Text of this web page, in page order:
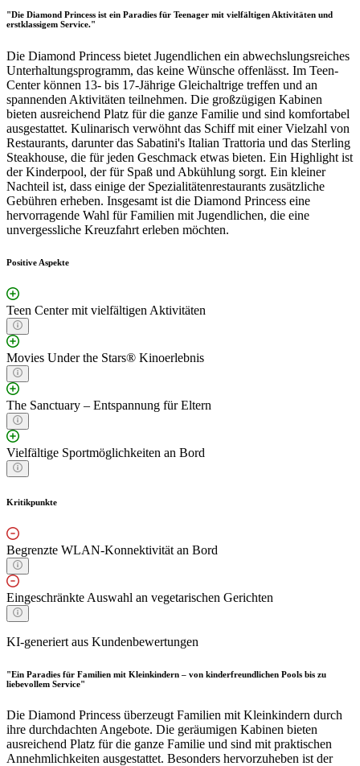
"Die Diamond Princess ist ein Paradies für Teenager mit vielfältigen Aktivitäten und
erstklassigem Service."
Die Diamond Princess bietet Jugendlichen ein abwechslungsreiches
Unterhaltungsprogramm, das keine Wünsche offenlässt. Im Teen-
Center können 13- bis 17-Jährige Gleichaltrige treffen und an
spannenden Aktivitäten teilnehmen. Die großzügigen Kabinen
bieten ausreichend Platz für die ganze Familie und sind komfortabel
ausgestattet. Kulinarisch verwöhnt das Schiff mit einer Vielzahl von
Restaurants, darunter das Sabatini's Italian Trattoria und das Sterling
Steakhouse, die für jeden Geschmack etwas bieten. Ein Highlight ist
der Kinderpool, der für Spaß und Abkühlung sorgt. Ein kleiner
Nachteil ist, dass einige der Spezialitätenrestaurants zusätzliche
Gebühren erheben. Insgesamt ist die Diamond Princess eine
hervorragende Wahl für Familien mit Jugendlichen, die eine
unvergessliche Kreuzfahrt erleben möchten.
Positive Aspekte
Teen Center mit vielfältigen Aktivitäten
Movies Under the Stars® Kinoerlebnis
The Sanctuary – Entspannung für Eltern
Vielfältige Sportmöglichkeiten an Bord
Kritikpunkte
Begrenzte WLAN-Konnektivität an Bord
Eingeschränkte Auswahl an vegetarischen Gerichten
KI-generiert aus Kundenbewertungen
"Ein Paradies für Familien mit Kleinkindern – von kinderfreundlichen Pools bis zu
liebevollem Service"
Die Diamond Princess überzeugt Familien mit Kleinkindern durch
ihre durchdachten Angebote. Die geräumigen Kabinen bieten
ausreichend Platz für die ganze Familie und sind mit praktischen
Annehmlichkeiten ausgestattet. Besonders hervorzuheben ist der